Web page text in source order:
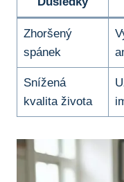
Zhoršený
spánek
Snížená​
kvalita ​života